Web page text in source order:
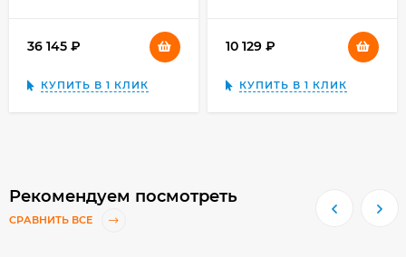
36 145
КУПИТЬ В 1 КЛИК
10 129
КУПИТЬ В 1 КЛИК
Рекомендуем посмотреть
СРАВНИТЬ ВСЕ